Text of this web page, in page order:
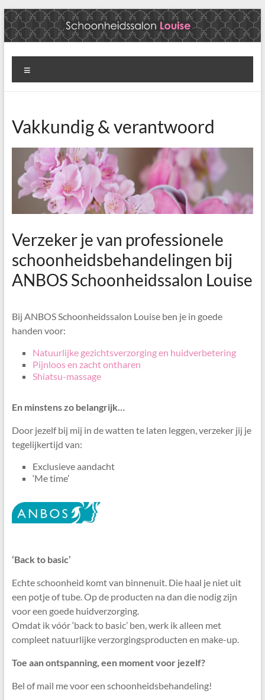
Ga
naar
de
Schoonheidssalon
Louise
gezichtsverzorging
en
huidverbetering
Vakkundig & verantwoord
Verzeker je van professionele
schoonheidsbehandelingen bij
ANBOS Schoonheidssalon Louise
Bij ANBOS Schoonheidssalon Louise ben je in goede
handen voor:
Natuurlijke gezichtsverzorging en huidverbetering
Pijnloos en zacht ontharen
Shiatsu-massage
En minstens zo belangrijk…
Door jezelf bij mij in de watten te laten leggen, verzeker jij je
tegelijkertijd van:
Exclusieve aandacht
‘Me time’
‘Back to basic’
Echte schoonheid komt van binnenuit. Die haal je niet uit
een potje of tube. Op de producten na dan die nodig zijn
voor een goede huidverzorging.
Omdat ik vóór ‘back to basic’ ben, werk ik alleen met
compleet natuurlijke verzorgingsproducten en make-up.
Toe aan ontspanning, een moment voor jezelf?
Bel of mail me voor een schoonheidsbehandeling!